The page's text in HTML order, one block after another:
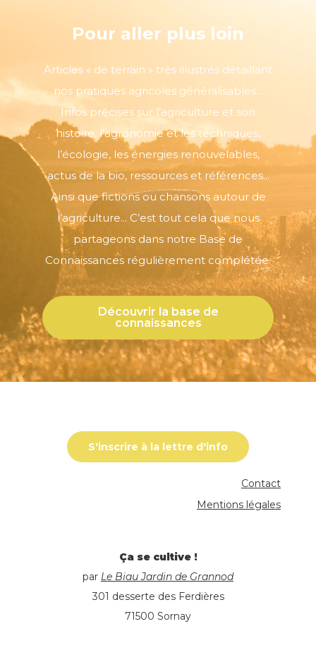
Pour aller plus loin
Articles « de terrain » très illustrés détaillant
nos pratiques agricoles généralisables...
Infos précises sur l’agriculture et son
histoire, l’agronomie et les techniques,
l’écologie, les énergies renouvelables,
actus de la bio, ressources et références...
Ainsi que fictions ou chansons autour de
l’agriculture... C’est tout cela que nous
partageons dans notre Base de
Connaissances régulièrement complétée.
Découvrir la base de
connaissances
Ça se cultive !
par Le Biau Jardin de Grannod
301 desserte des Ferdières
71500 Sornay
S'inscrire à la lettre d'info
Contact
Mentions légales